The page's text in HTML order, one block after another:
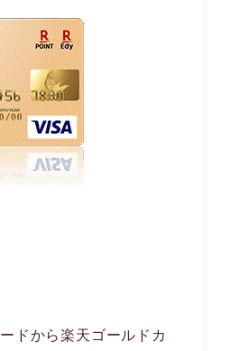
ドから楽天ゴールドカ